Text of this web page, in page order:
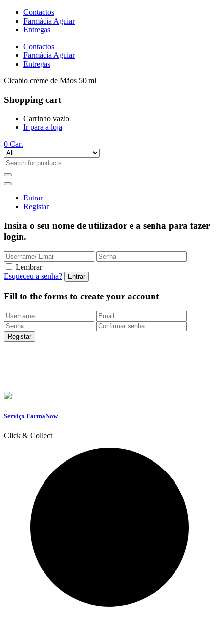
Contactos
Farmácia Aguiar
Entregas
Contactos
Farmácia Aguiar
Entregas
Cicabio creme de Mãos 50 ml
Shopping cart
Carrinho vazio
Ir para a loja
0 Cart
Entrar
Registar
Insira o seu nome de utilizador e a senha para fazer
login.
Lembrar
Esqueceu a senha?
Fill to the forms to create your account
Serviço FarmaNow
Click & Collect